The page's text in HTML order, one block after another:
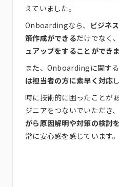
えていました。
Onboardingなら、 ビジネ
策作成ができるだけでなく、
ュアップをすることができ
また、Onboardingに関する
は担当者の方に素早く対応
時に技術的に困ったことが
ジニアをつないでいただき、
がら原因解明や対策の検討
常に安心感を感じています。